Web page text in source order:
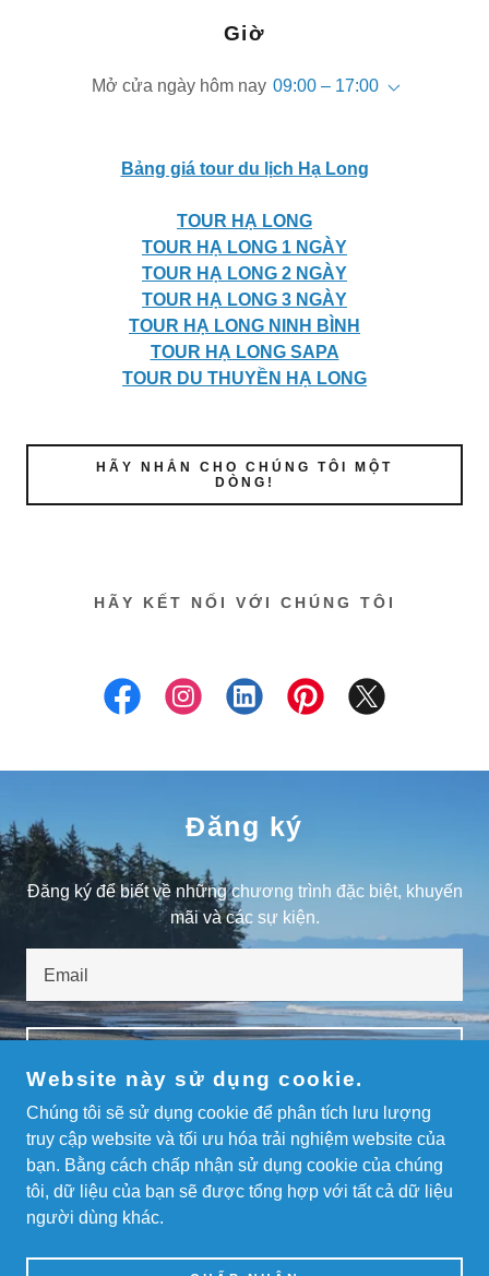
Giờ
Mở cửa ngày hôm nay 09:00 – 17:00
Bảng giá tour du lịch Hạ Long
TOUR HẠ LONG
TOUR HẠ LONG 1 NGÀY
TOUR HẠ LONG 2 NGÀY
TOUR HẠ LONG 3 NGÀY
TOUR HẠ LONG NINH BÌNH
TOUR HẠ LONG SAPA
TOUR DU THUYỀN HẠ LONG
HÃY NHẮN CHO CHÚNG TÔI MỘT
DÒNG!
HÃY KẾT NỐI VỚI CHÚNG TÔI
Đăng ký
Đăng ký để biết về những chương trình đặc biệt, khuyến
mãi và các sự kiện.
Email
BẢN QUYỀN © 2024 THESINHTOURISM - MỌI
QUYỀN ĐƯỢC BẢO LƯU.
Website này sử dụng cookie.
Chúng tôi sẽ sử dụng cookie để phân tích lưu lượng
truy cập website và tối ưu hóa trải nghiệm website của
bạn. Bằng cách chấp nhận sử dụng cookie của chúng
tôi, dữ liệu của bạn sẽ được tổng hợp với tất cả dữ liệu
người dùng khác.